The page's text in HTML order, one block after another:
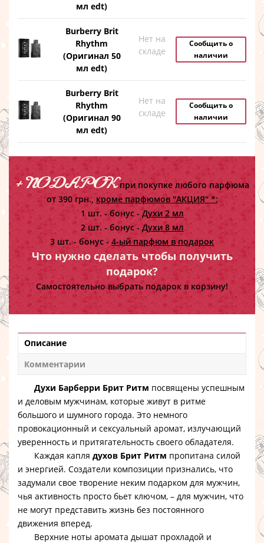
мл edt)
Burberry Brit
Rhythm
(Оригинал 50
мл edt)
Нет на
складе
Сообщить о
наличии
Burberry Brit
Rhythm
(Оригинал 90
мл edt)
Нет на
складе
Сообщить о
наличии
+ ПОДАРОКпри покупке любого парфюма
от 390 грн., кроме парфюмов "АКЦИЯ" *:
1 шт. - бонус - Духи 2 мл
2 шт. - бонус -Духи 8 мл
3 шт. - бонус - 4-ый парфюм в подарок
Что нужно сделать чтобы получить
подарок?
Самостоятельно выбрать подарок в корзину!
Описание
Комментарии
Духи Барберри Брит Ритм посвящены успешным
и деловым мужчинам, которые живут в ритме
большого и шумного города. Это немного
провокационный и сексуальный аромат, излучающий
уверенность и притягательность своего обладателя.
Каждая капля духов Брит Ритм пропитана силой
и энергией. Создатели композиции признались, что
задумали свое творение неким подарком для мужчин,
чья активность просто бьет ключом, – для мужчин, что
не могут представить жизнь без постоянного
движения вперед.
Верхние ноты аромата дышат прохладой и